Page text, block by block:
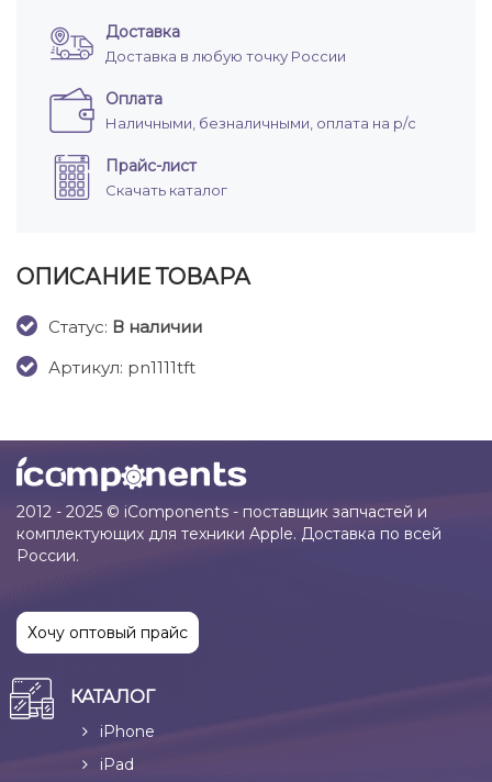
Доставка
Доставка в любую точку России
Оплата
Наличными, безналичными, оплата на р/с
Прайс-лист
Скачать каталог
ОПИСАНИЕ ТОВАРА
Cтатус: В наличии
Артикул: pn1111tft
2012 - 2025 © iComponents - поставщик запчастей и
комплектующих для техники Apple. Доставка по всей
России.
Хочу оптовый прайс
КАТАЛОГ
iPhone
iPad